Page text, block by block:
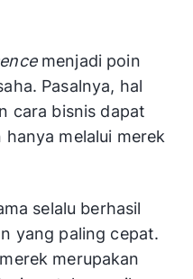
menjadi poin
Pasalnya, hal
cara bisnis dapat
melalui merek
selalu berhasil
yang paling cepat.
merupakan